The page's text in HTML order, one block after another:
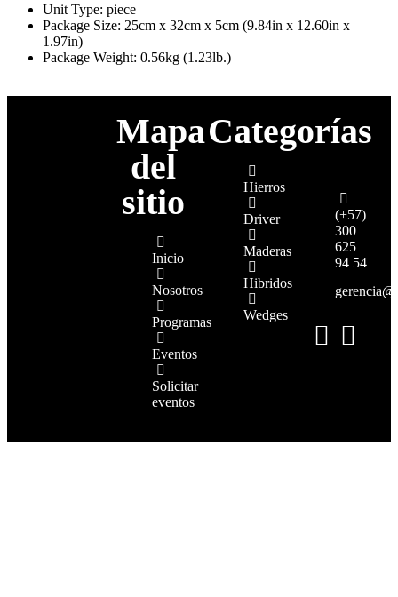
Unit Type: piece
Package Size: 25cm x 32cm x 5cm (9.84in x 12.60in x
1.97in)
Package Weight: 0.56kg (1.23lb.)
Mapa
del
sitio
Inicio
Nosotros
Programas
Eventos
Solicitar
eventos
Categorías
Hierros
Driver
Maderas
Hibridos
Wedges
(+57)
300
625
94 54